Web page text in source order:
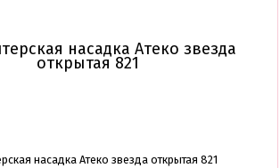
насадка Атеко звезда открытая 821